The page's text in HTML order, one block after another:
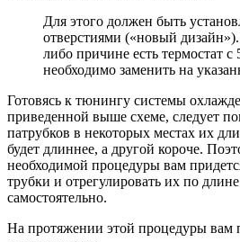
Для этого должен быть
отверстиями («новый
либо причине есть термостат с
необходимо заменить на
Готовясь к тюнингу системы
приведенной выше схеме, следует
патрубков в некоторых местах их
будет длиннее, а другой короче.
необходимой процедуры вам
трубки и отрегулировать их по
самостоятельно.
На протяжении этой процедуры вам